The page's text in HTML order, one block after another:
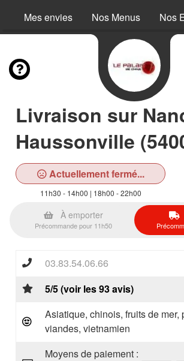
Mes envies Nos Menus Nos
Livraison sur
Haussonville
Actuellement fermé...
11h30 - 14h00 | 18h00 - 22h00
À emporter
Précommande pour 11h50
03.83.54.06.66
5/5 (voir les 93 avis)
Asiatique, chinois, fruits de mer,
viandes, vietnamien
Moyens de paiement :